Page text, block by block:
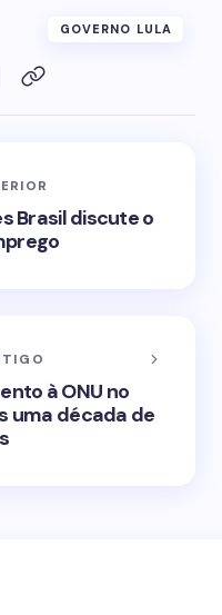
GOVERNO LULA
Brasil discute o
à ONU no
uma década de